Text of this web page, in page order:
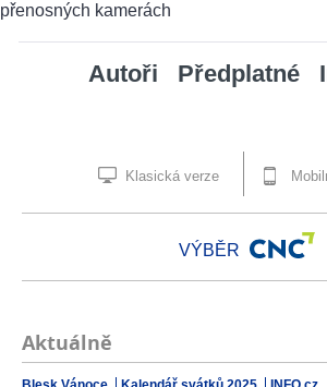
Autoři Předplatné
Klasická verze
VÝBĚR
Aktuálně